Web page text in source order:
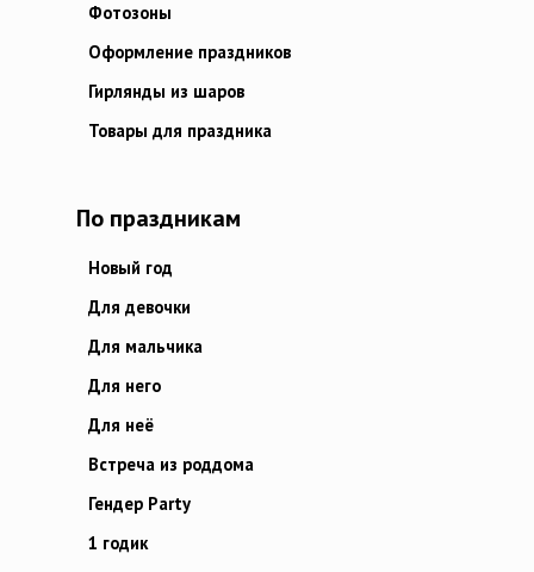
Фотозоны
Оформление праздников
Гирлянды из шаров
Товары для праздника
По праздникам
Новый год
Для девочки
Для мальчика
Для него
Для неё
Встреча из роддома
Гендер Party
1 годик